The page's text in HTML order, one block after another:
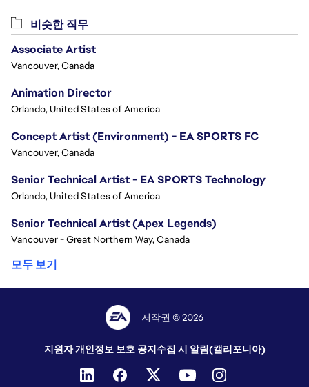
비슷한 직무
Associate Artist
Vancouver, Canada
Animation Director
Orlando, United States of America
Concept Artist (Environment) - EA SPORTS FC
Vancouver, Canada
Senior Technical Artist - EA SPORTS Technology
Orlando, United States of America
Senior Technical Artist (Apex Legends)
Vancouver - Great Northern Way, Canada
모두 보기
저작권 © 2026
지원자 개인정보 보호 공지수집 시 알림(캘리포니아)